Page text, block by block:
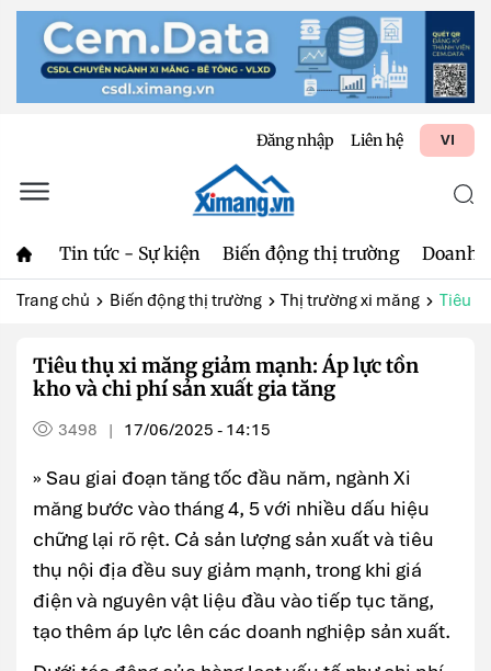
Đăng nhập Liên hệ VI
Tin tức - Sự kiện Biến động thị trường Doanh
Trang chủ Biến động thị trường Thị trường xi măng Tiêu
Tiêu thụ xi măng giảm mạnh: Áp lực tồn
kho và chi phí sản xuất gia tăng
3498 | 17/06/2025 - 14:15
» Sau giai đoạn tăng tốc đầu năm, ngành Xi
măng bước vào tháng 4, 5 với nhiều dấu hiệu
chững lại rõ rệt. Cả sản lượng sản xuất và tiêu
thụ nội địa đều suy giảm mạnh, trong khi giá
điện và nguyên vật liệu đầu vào tiếp tục tăng,
tạo thêm áp lực lên các doanh nghiệp sản xuất.